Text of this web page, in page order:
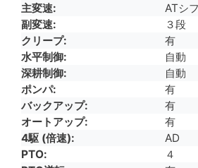
主変速
ATシ
副変速
３段
クリープ
有
水平制御
自動
深耕制御
自動
ポンパ
有
バックアップ
有
オートアップ
有
4駆 (倍速)
AD
PTO
４